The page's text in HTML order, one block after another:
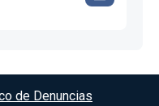
de Denuncias